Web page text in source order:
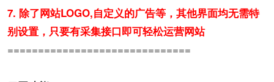
7. 除了网站LOGO,自定义的广告等，其他界面均无需特
别设置，只要有采集接口即可轻松运营网站
==============================